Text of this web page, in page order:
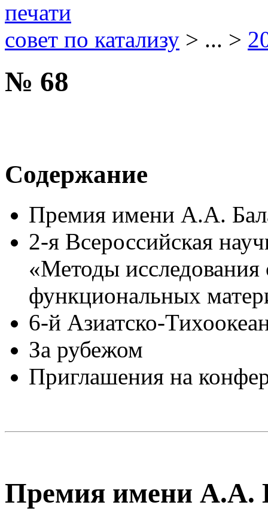
совет по катализу > ... >
№ 68
Содержание
Премия имени А.А.
2-я Всероссийская
«Методы исследования
функциональных
6-й Азиатско-
За рубежом
Приглашения на
Премия имени А.А.